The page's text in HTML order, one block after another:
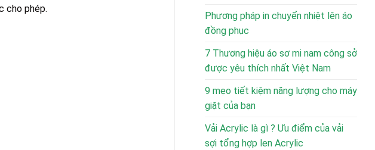
cho phép.
Phương pháp in chuyển nhiệt lên áo
đồng phục
7 Thương hiệu áo sơ mi nam công sở
được yêu thích nhất Việt Nam
9 mẹo tiết kiệm năng lượng cho máy
giặt của bạn
Vải Acrylic là gì ? Ưu điểm của vải
sợi tổng hợp len Acrylic